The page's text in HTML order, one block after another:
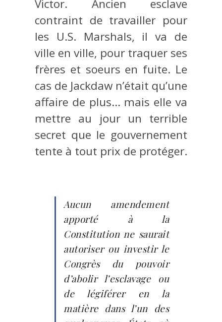
Victor. Ancien esclave
contraint de travailler pour
les U.S. Marshals, il va de
ville en ville, pour traquer ses
frères et soeurs en fuite. Le
cas de Jackdaw n’était qu’une
affaire de plus… mais elle va
mettre au jour un terrible
secret que le gouvernement
tente à tout prix de protéger.
Aucun amendement
apporté à la
Constitution ne saurait
autoriser ou investir le
Congrès du pouvoir
d’abolir l’esclavage ou
de légiférer en la
matière dans l’un des